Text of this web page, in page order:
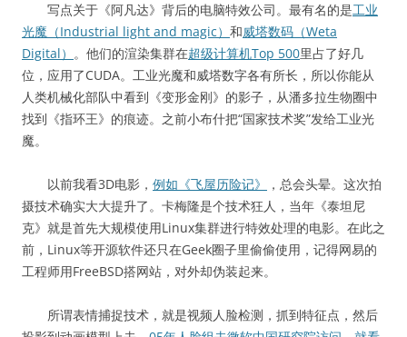
写点关于《阿凡达》背后的电脑特效公司。最有名的是工业
光魔（Industrial light and magic） 和威塔数码（Weta
Digital） 。他们的渲染集群在超级计算机Top 500里占了好几
位，应用了CUDA。工业光魔和威塔数字各有所长，所以你能从
人类机械化部队中看到《变形金刚》的影子，从潘多拉生物圈中
找到《指环王》的痕迹。之前小布什把“国家技术奖”发给工业光
魔。
以前我看3D电影， 例如《飞屋历险记》
，总会头晕。这次拍
摄技术确实大大提升了。卡梅隆是个技术狂人，当年《泰坦尼
克》就是首先大规模使用Linux集群进行特效处理的电影。在此之
前，Linux等开源软件还只在Geek圈子里偷偷使用，记得网易的
工程师用FreeBSD搭网站，对外却伪装起来。
所谓表情捕捉技术，就是视频人脸检测，抓到特征点，然后